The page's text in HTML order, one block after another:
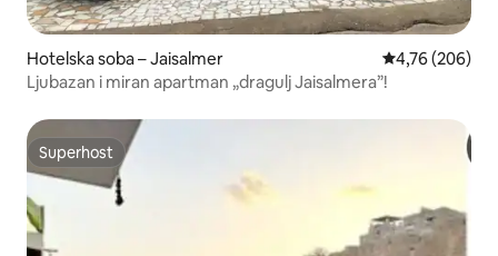
Hotelska soba – Jaisalmer Prosječna
4,76 (206)
Ljubazan i miran apartman „dragulj Jaisalmera”!
Superhost
Superhost